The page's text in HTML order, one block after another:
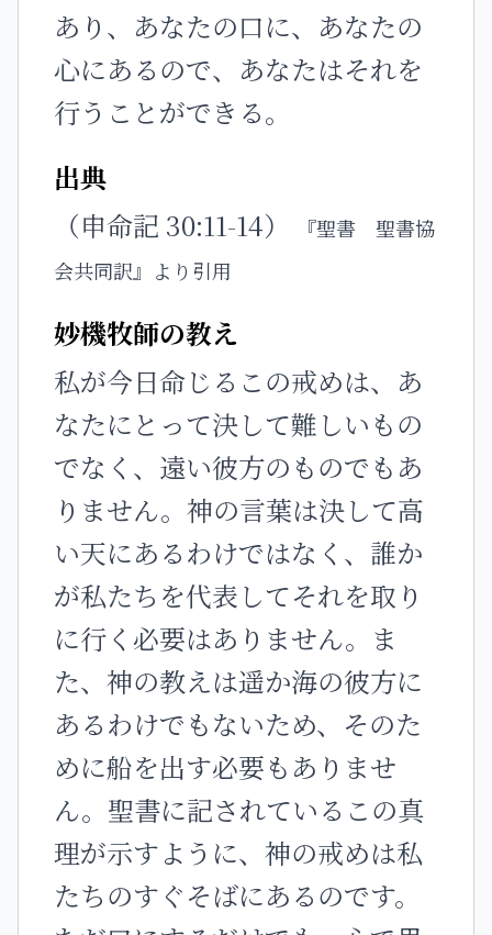
あり、あなたの口に、あなたの
心にあるので、あなたはそれを
行うことができる。
出典
（申命記 30:11-14）
『聖書 聖書協
会共同訳』より引用
妙機牧師の教え
私が今日命じるこの戒めは、あ
なたにとって決して難しいもの
でなく、遠い彼方のものでもあ
りません。神の言葉は決して高
い天にあるわけではなく、誰か
が私たちを代表してそれを取り
に行く必要はありません。ま
た、神の教えは遥か海の彼方に
あるわけでもないため、そのた
めに船を出す必要もありませ
ん。聖書に記されているこの真
理が示すように、神の戒めは私
たちのすぐそばにあるのです。